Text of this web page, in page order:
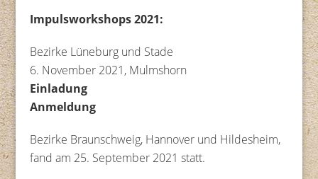
Impulsworkshops 2021:
Bezirke Lüneburg und Stade
6. November 2021, Mulmshorn
Einladung
Anmeldung
Bezirke Braunschweig, Hannover und Hildesheim,
fand am 25. September 2021 statt.